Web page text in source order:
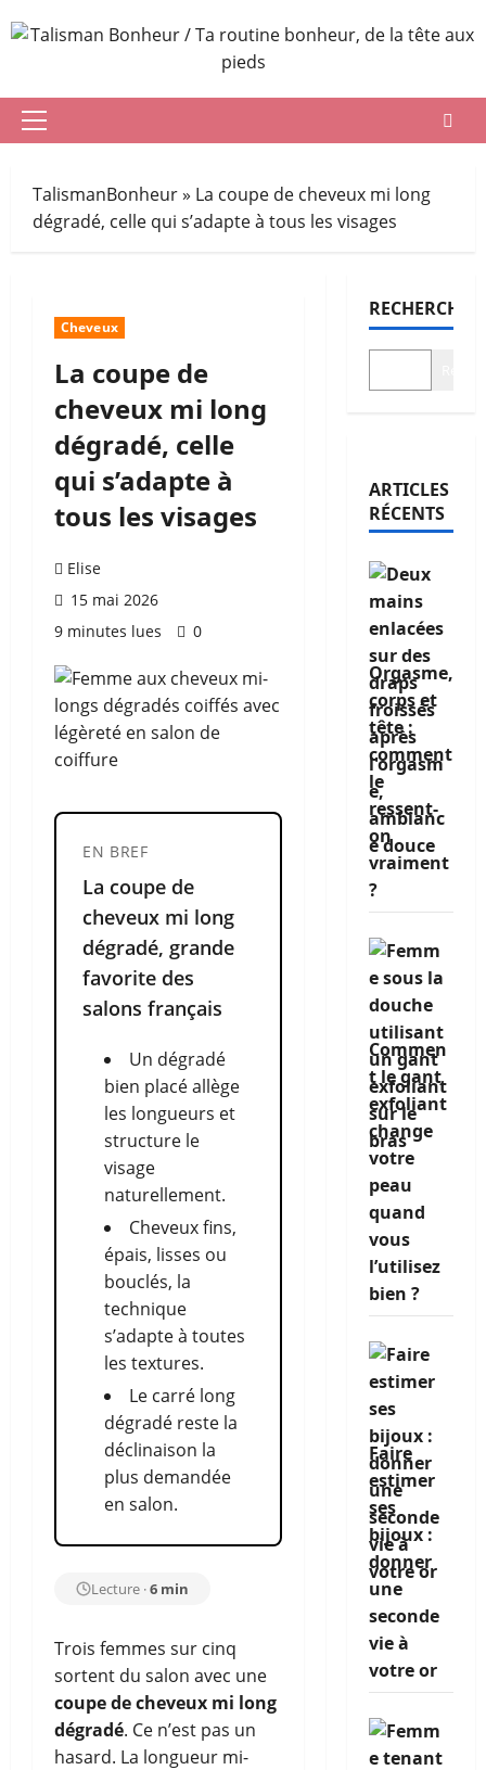
au
Menu
TalismanBonheur» La coupe de cheveux mi long
dégradé, celle qui s’adapte à tous les visages
Cheveux
La coupe de
cheveux mi long
dégradé, celle
qui s’adapte à
tous les visages
Elise
15 mai 2026
9 minutes lues
0
EN BREF
La coupe de
cheveux mi long
dégradé, grande
favorite des
salons français
Un dégradé
bien placé allège
les longueurs et
structure le
visage
naturellement.
Cheveux fins,
épais, lisses ou
bouclés, la
technique
s’adapte à toutes
les textures.
Le carré long
dégradé reste la
déclinaison la
plus demandée
en salon.
Lecture ·6 min
Trois femmes sur cinq
sortent du salon avec une
coupe de cheveux mi long
dégradé. Ce n’est pas un
hasard. La longueur mi-
RECHERCHER
ARTICLES
RÉCENTS
Orgasme,
corps et
tête :
comment
le
ressent-
on
vraiment
?
Commen
t le gant
exfoliant
change
votre
peau
quand
vous
l’utilisez
bien ?
Faire
estimer
ses
bijoux :
donner
une
seconde
vie à
votre or